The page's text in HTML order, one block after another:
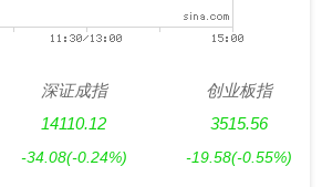
深证成指
14110.12
-34.08(-0.24%)
创业板指
3515.56
-19.58(-0.55%)